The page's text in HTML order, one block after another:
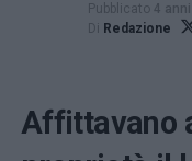
Pubblicato 4
Di Redazione
Affittavano